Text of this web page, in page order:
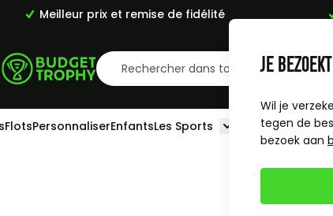
Meilleur prix et remise de fidélité
FlotsPersonnaliserEnfantsLes Sports Toggle submenu
Je
Wil je
tegen de
bezoek aan